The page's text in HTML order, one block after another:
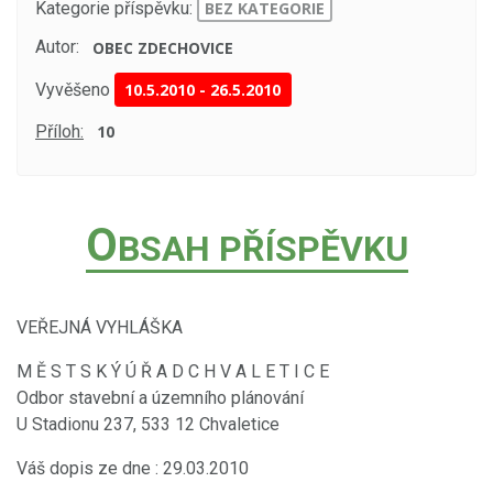
Kategorie příspěvku:
BEZ KATEGORIE
Autor:
OBEC ZDECHOVICE
Vyvěšeno 10.5.2010 - 26.5.2010
Příloh: 10
OBSAH PŘÍSPĚVKU
VEŘEJNÁ VYHLÁŠKA
M Ě S T S K Ý Ú Ř A D C H V A L E T I C E
Odbor stavební a územního plánování
U Stadionu 237, 533 12 Chvaletice
Váš dopis ze dne : 29.03.2010